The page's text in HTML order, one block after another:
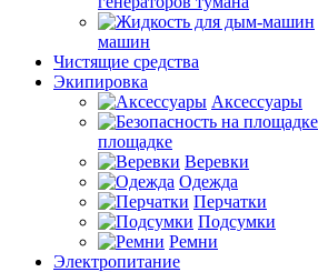
машин
Чистящие средства
Экипировка
Аксессуары
площадке
Веревки
Одежда
Перчатки
Подсумки
Ремни
Электропитание